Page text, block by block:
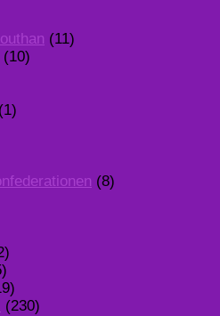
(11)
(10)
(1)
(8)
(230)